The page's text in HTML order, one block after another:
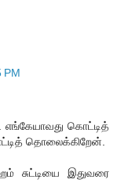
PM
எங்கேயாவது கொட்டித்
தொலைக்கிறேன்.
சுட்டியை இதுவரை